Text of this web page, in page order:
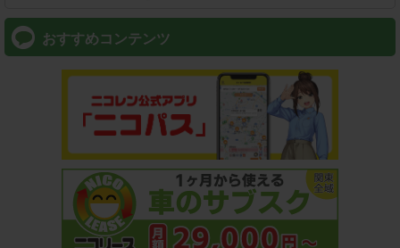
おすすめコンテンツ